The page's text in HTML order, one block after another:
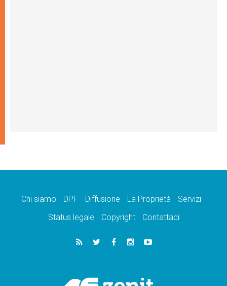
Chi siamo DPF Diffusione La Proprietà
Servizi
Status legale
Copyright Contattaci